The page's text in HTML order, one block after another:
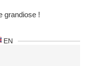
grandiose !
EN